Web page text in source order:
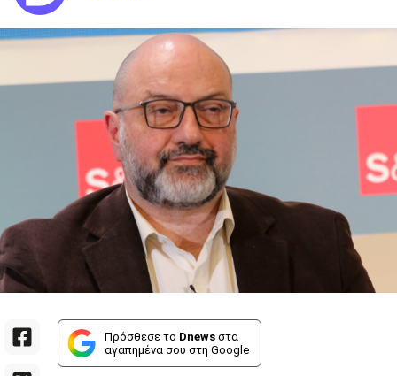
Πρόσθεσε το Dnews στα
αγαπημένα σου στη Google